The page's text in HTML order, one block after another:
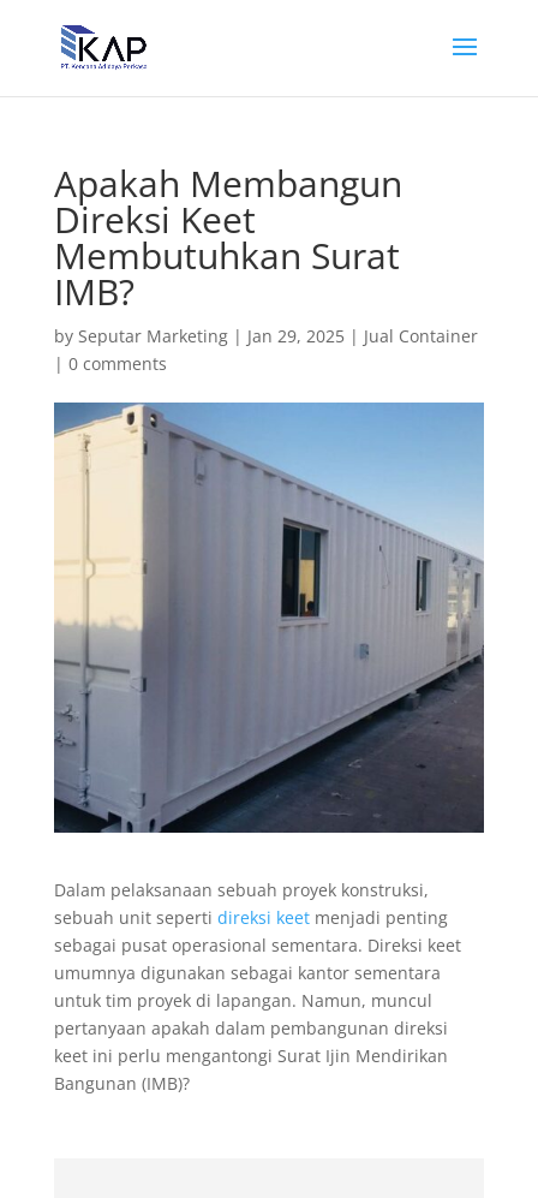
Apakah Membangun
Direksi Keet
Membutuhkan Surat
IMB?
by Seputar Marketing| Jan 29, 2025| Jual Container
| 0 comments
Dalam pelaksanaan sebuah proyek konstruksi,
sebuah unit seperti direksi keetmenjadi penting
sebagai pusat operasional sementara. Direksi keet
umumnya digunakan sebagai kantor sementara
untuk tim proyek di lapangan. Namun, muncul
pertanyaan apakah dalam pembangunan direksi
keet ini perlu mengantongi Surat Ijin Mendirikan
Bangunan (IMB)?